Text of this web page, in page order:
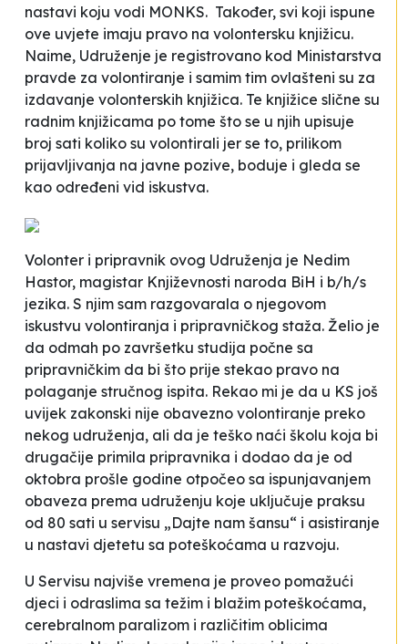
nastavi koju vodi MONKS. Također, svi koji ispune
ove uvjete imaju pravo na volontersku knjižicu.
Naime, Udruženje je registrovano kod Ministarstva
pravde za volontiranje i samim tim ovlašteni su za
izdavanje volonterskih knjižica. Te knjižice slične su
radnim knjižicama po tome što se u njih upisuje
broj sati koliko su volontirali jer se to, prilikom
prijavljivanja na javne pozive, boduje i gleda se
kao određeni vid iskustva.
Volonter i pripravnik ovog Udruženja je Nedim
Hastor, magistar Književnosti naroda BiH i b/h/s
jezika. S njim sam razgovarala o njegovom
iskustvu volontiranja i pripravničkog staža. Želio je
da odmah po završetku studija počne sa
pripravničkim da bi što prije stekao pravo na
polaganje stručnog ispita. Rekao mi je da u KS još
uvijek zakonski nije obavezno volontiranje preko
nekog udruženja, ali da je teško naći školu koja bi
drugačije primila pripravnika i dodao da je od
oktobra prošle godine otpočeo sa ispunjavanjem
obaveza prema udruženju koje uključuje praksu
od 80 sati u servisu „Dajte nam šansu“ i asistiranje
u nastavi djetetu sa poteškoćama u razvoju.
U Servisu najviše vremena je proveo pomažući
djeci i odraslima sa težim i blažim poteškoćama,
cerebralnom paralizom i različitim oblicima